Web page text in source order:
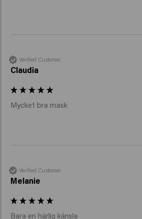
Verified Customer
Claudia
Mycket bra mask
Verified Customer
Melanie
Bara en härlig känsla